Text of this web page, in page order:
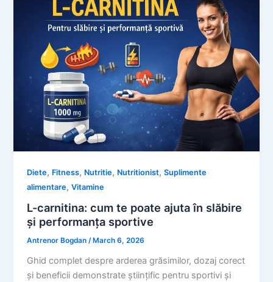
Diete, Fitness, Nutritie, Nutritionist,Suplimente
alimentare,Vitamine
L-carnitina: cum te poate ajuta în slăbire
și performanța sportive
Antrenor Bogdan/ March 6, 2026
Ghid complet despre arderea grăsimilor, dozaj corect
și beneficii demonstrate științific pentru sportivi și